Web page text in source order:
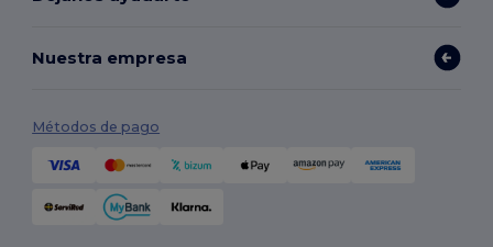
Nuestra empresa
Métodos de pago